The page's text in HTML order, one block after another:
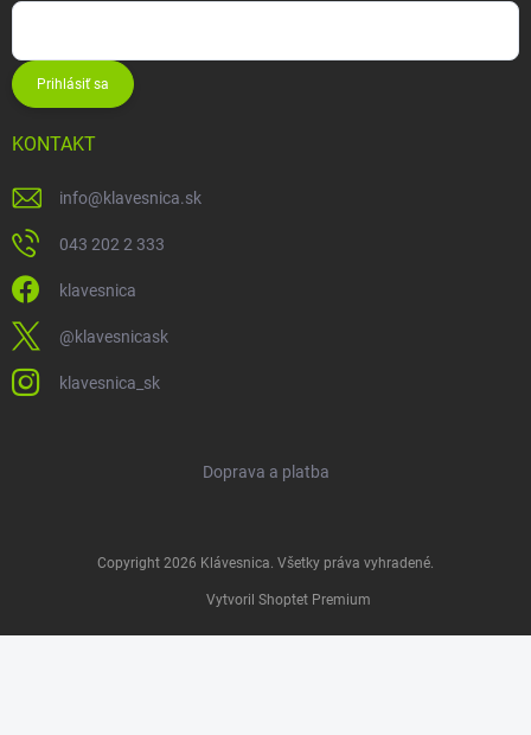
Prihlásiť sa
KONTAKT
info@klavesnica.sk
043 202 2 333
klavesnica
@klavesnicask
klavesnica_sk
Doprava a platba
Vytvoril Shoptet Premium
Copyright 2026 Klávesnica. Všetky práva vyhradené.